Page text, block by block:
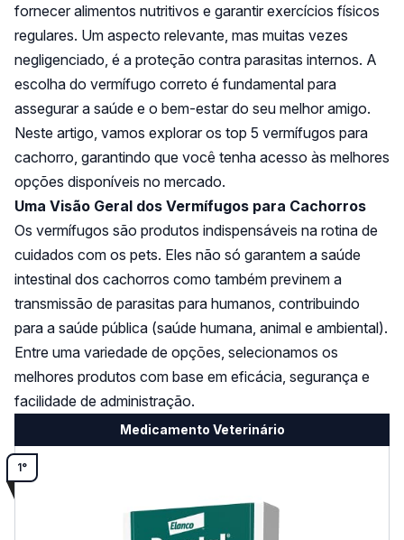
fornecer alimentos nutritivos e garantir exercícios físicos
regulares. Um aspecto relevante, mas muitas vezes
negligenciado, é a proteção contra parasitas internos. A
escolha do vermífugo correto é fundamental para
assegurar a saúde e o bem-estar do seu melhor amigo.
Neste artigo, vamos explorar os top 5 vermífugos para
cachorro, garantindo que você tenha acesso às melhores
opções disponíveis no mercado.
Uma Visão Geral dos Vermífugos para Cachorros
Os vermífugos são produtos indispensáveis na rotina de
cuidados com os pets. Eles não só garantem a saúde
intestinal dos cachorros como também previnem a
transmissão de parasitas para humanos, contribuindo
para a saúde pública (saúde humana, animal e ambiental).
Entre uma variedade de opções, selecionamos os
melhores produtos com base em eficácia, segurança e
facilidade de administração.
Medicamento Veterinário
1°